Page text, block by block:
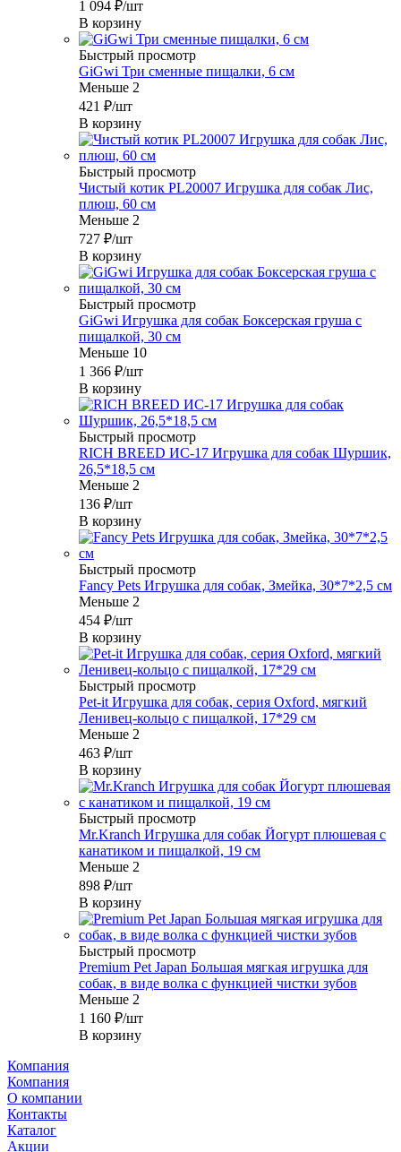
1 094 ₽/шт
В корзину
Быстрый просмотр
GiGwi Три сменные пищалки, 6 см
Меньше 2
421 ₽/шт
В корзину
Быстрый просмотр
Чистый котик PL20007 Игрушка для собак Лис,
плюш, 60 см
Меньше 2
727 ₽/шт
В корзину
Быстрый просмотр
GiGwi Игрушка для собак Боксерская груша с
пищалкой, 30 см
Меньше 10
1 366 ₽/шт
В корзину
Быстрый просмотр
RICH BREED ИС-17 Игрушка для собак Шуршик,
26,5*18,5 см
Меньше 2
136 ₽/шт
В корзину
Быстрый просмотр
Fancy Pets Игрушка для собак, Змейка, 30*7*2,5 см
Меньше 2
454 ₽/шт
В корзину
Быстрый просмотр
Pet-it Игрушка для собак, серия Oxford, мягкий
Ленивец-кольцо с пищалкой, 17*29 см
Меньше 2
463 ₽/шт
В корзину
Быстрый просмотр
Mr.Kranch Игрушка для собак Йогурт плюшевая с
канатиком и пищалкой, 19 см
Меньше 2
898 ₽/шт
В корзину
Быстрый просмотр
Premium Pet Japan Большая мягкая игрушка для
собак, в виде волка с функцией чистки зубов
Меньше 2
1 160 ₽/шт
В корзину
Компания
Компания
О компании
Контакты
Каталог
Акции